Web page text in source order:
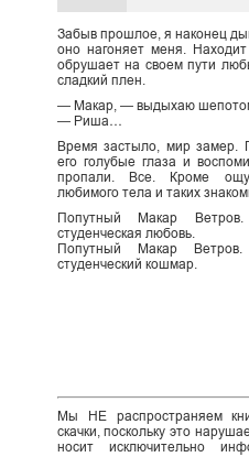
Забыв прошлое, я наконец
оно нагоняет меня.
обрушает на своем пути
сладкий плен.
— Макар, — выдыхаю
— Риша…
Время застыло, мир замер.
его голубые глаза и
пропали. Все. Кроме
любимого тела и таких
Попутный Макар
студенческая любовь.
Попутный Макар
студенческий кошмар.
Мы НЕ распространяем
скачки, поскольку это
носит исключительно